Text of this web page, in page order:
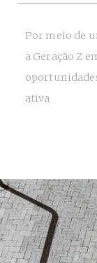
Por meio de
a Geração Z
ativa